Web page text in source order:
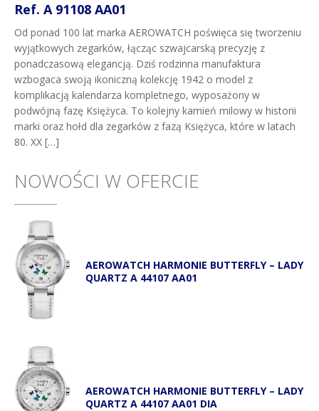
Ref. A 91108 AA01
Od ponad 100 lat marka AEROWATCH poświęca się tworzeniu
wyjątkowych zegarków, łącząc szwajcarską precyzję z
ponadczasową elegancją. Dziś rodzinna manufaktura
wzbogaca swoją ikoniczną kolekcję 1942 o model z
komplikacją kalendarza kompletnego, wyposażony w
podwójną fazę Księżyca. To kolejny kamień milowy w historii
marki oraz hołd dla zegarków z fazą Księżyca, które w latach
80. XX […]
NOWOŚCI W OFERCIE
AEROWATCH HARMONIE BUTTERFLY – LADY
QUARTZ A 44107 AA01
AEROWATCH HARMONIE BUTTERFLY – LADY
QUARTZ A 44107 AA01 DIA